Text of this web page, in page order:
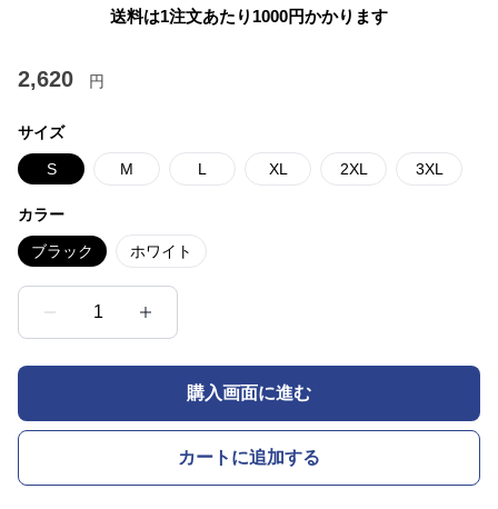
送料は1注文あたり 1000円かかります
2,620 円
サイズ
S M L XL 2XL 3XL
カラー
ブラック ホワイト
1
購入画面に進む
カートに追加する